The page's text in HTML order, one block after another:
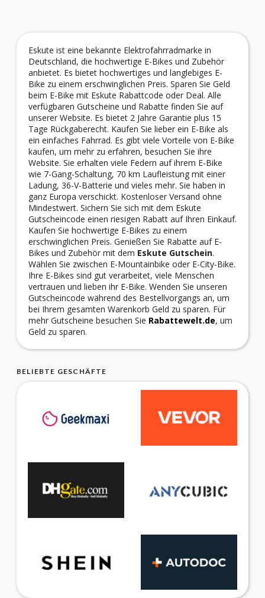
Eskute ist eine bekannte Elektrofahrradmarke in
Deutschland, die hochwertige E-Bikes und Zubehör
anbietet. Es bietet hochwertiges und langlebiges E-
Bike zu einem erschwinglichen Preis. Sparen Sie Geld
beim E-Bike mit Eskute Rabattcode oder Deal. Alle
verfügbaren Gutscheine und Rabatte finden Sie auf
unserer Website. Es bietet 2 Jahre Garantie plus 15
Tage Rückgaberecht. Kaufen Sie lieber ein E-Bike als
ein einfaches Fahrrad. Es gibt viele Vorteile von E-Bike
kaufen, um mehr zu erfahren, besuchen Sie ihre
Website. Sie erhalten viele Federn auf ihrem E-Bike
wie 7-Gang-Schaltung, 70 km Laufleistung mit einer
Ladung, 36-V-Batterie und vieles mehr. Sie haben in
ganz Europa verschickt. Kostenloser Versand ohne
Mindestwert. Sichern Sie sich mit dem Eskute
Gutscheincode einen riesigen Rabatt auf Ihren Einkauf.
Kaufen Sie hochwertige E-Bikes zu einem
erschwinglichen Preis. Genießen Sie Rabatte auf E-
Bikes und Zubehör mit dem Eskute Gutschein.
Wählen Sie zwischen E-Mountainbike oder E-City-Bike.
Ihre E-Bikes sind gut verarbeitet, viele Menschen
vertrauen und lieben ihr E-Bike. Wenden Sie unseren
Gutscheincode während des Bestellvorgangs an, um
bei Ihrem gesamten Warenkorb Geld zu sparen. Für
mehr Gutscheine besuchen Sie Rabattewelt.de, um
Geld zu sparen.
BELIEBTE GESCHÄFTE